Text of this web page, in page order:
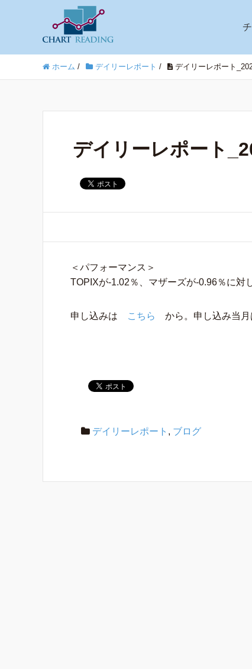
ホーム / デイリーレポート / デイリーレポート
デイリーレポート
＜パフォーマンス＞
TOPIXが-1.02％、マザーズが-0.96％に対
申し込みは こちら から。申し込み当月
デイリーレポート , ブログ